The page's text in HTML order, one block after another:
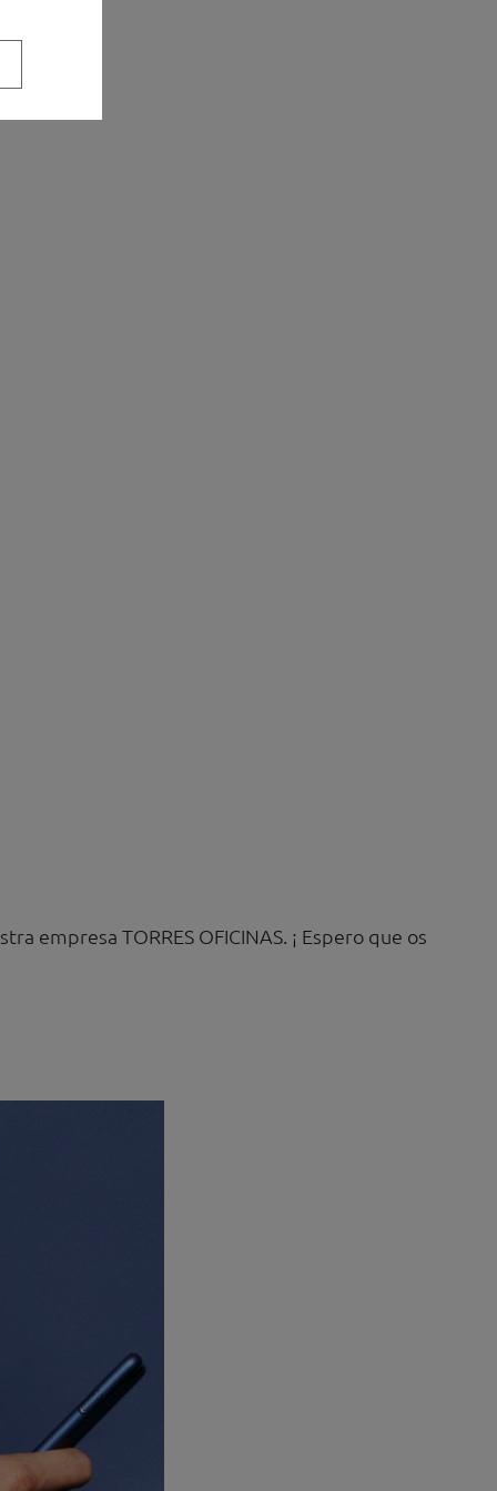
empresa TORRES OFICINAS. ¡ Espero que os